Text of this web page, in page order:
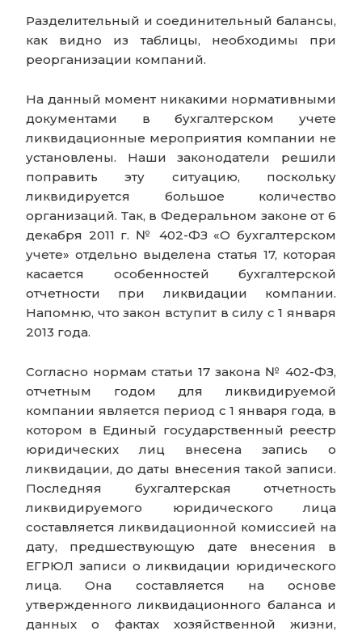
Разделительный и соединительный балансы,
как видно из таблицы, необходимы при
реорганизации компаний.
На данный момент никакими нормативными
документами в бухгалтерском учете
ликвидационные мероприятия компании не
установлены. Наши законодатели решили
поправить эту ситуацию, поскольку
ликвидируется большое количество
организаций. Так, в Федеральном законе от 6
декабря 2011 г. № 402-ФЗ «О бухгалтерском
учете» отдельно выделена статья 17, которая
касается особенностей бухгалтерской
отчетности при ликвидации компании.
Напомню, что закон вступит в силу с 1 января
2013 года.
Согласно нормам статьи 17 закона № 402-ФЗ,
отчетным годом для ликвидируемой
компании является период с 1 января года, в
котором в Единый государственный реестр
юридических лиц внесена запись о
ликвидации, до даты внесения такой записи.
Последняя бухгалтерская отчетность
ликвидируемого юридического лица
составляется ликвидационной комиссией на
дату, предшествующую дате внесения в
ЕГРЮЛ записи о ликвидации юридического
лица. Она составляется на основе
утвержденного ликвидационного баланса и
данных о фактах хозяйственной жизни,